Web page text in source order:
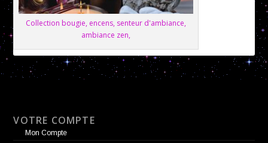
Collection bougie, encens, senteur d'ambiance,
ambiance zen,
VOTRE COMPTE
Mon Compte